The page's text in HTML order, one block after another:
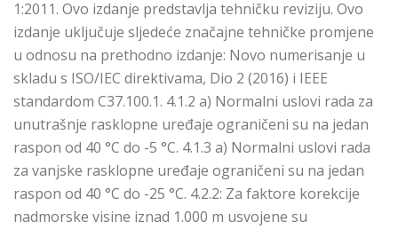
1:2011. Ovo izdanje predstavlja tehničku reviziju. Ovo
izdanje uključuje sljedeće značajne tehničke promjene
u odnosu na prethodno izdanje: Novo numerisanje u
skladu s ISO/IEC direktivama, Dio 2 (2016) i IEEE
standardom C37.100.1. 4.1.2 a) Normalni uslovi rada za
unutrašnje rasklopne uređaje ograničeni su na jedan
raspon od 40 °C do -5 °C. 4.1.3 a) Normalni uslovi rada
za vanjske rasklopne uređaje ograničeni su na jedan
raspon od 40 °C do -25 °C. 4.2.2: Za faktore korekcije
nadmorske visine iznad 1.000 m usvojene su